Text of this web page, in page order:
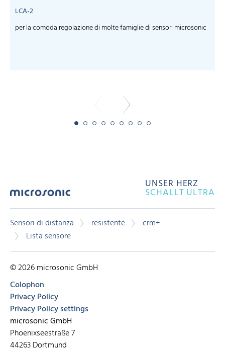
LCA-2
per la comoda regolazione di molte famiglie di sensori microsonic
UNSER HERZ
SCHALLT ULTRA
Sensori di distanza resistente
crm+
Lista sensore
© 2026 microsonic GmbH
Colophon
Privacy Policy
Privacy Policy settings
microsonic GmbH
Phoenixseestraße 7
44263 Dortmund